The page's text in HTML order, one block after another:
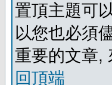
置頂主題可
以您也必須
重要的文章,
回頂端